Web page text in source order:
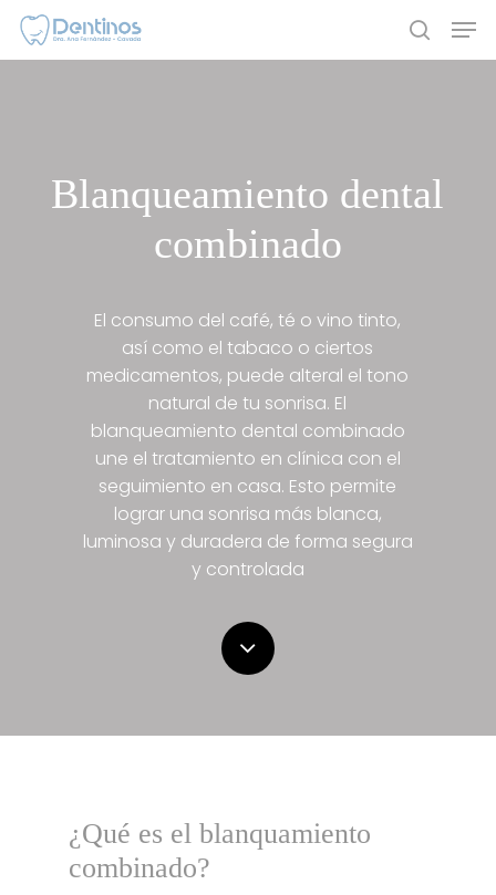
Skip
Blanqueamiento dental
combinado
El consumo del café, té o vino tinto,
así como el tabaco o ciertos
medicamentos, puede alteral el tono
natural de tu sonrisa. El
blanqueamiento dental combinado
une el tratamiento en clínica con el
seguimiento en casa. Esto permite
lograr una sonrisa más blanca,
luminosa y duradera de forma segura
y controlada
Navigate
¿Qué es el blanquamiento
combinado?